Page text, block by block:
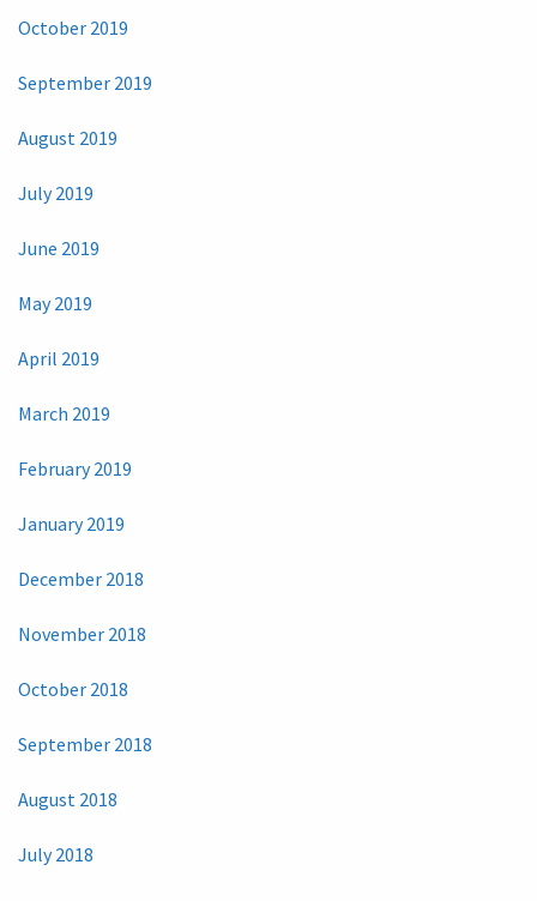
October 2019
September 2019
August 2019
July 2019
June 2019
May 2019
April 2019
March 2019
February 2019
January 2019
December 2018
November 2018
October 2018
September 2018
August 2018
July 2018